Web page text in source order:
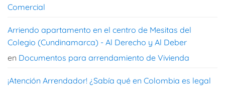
Comercial
Arriendo apartamento en el centro de Mesitas del
Colegio (Cundinamarca) - Al Derecho y Al Deber
en Documentos para arrendamiento de Vivienda
¡Atención Arrendador! ¿Sabía qué en Colombia es legal